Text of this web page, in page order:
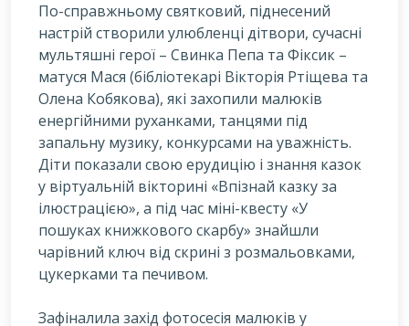
По-справжньому святковий, піднесений
настрій створили улюбленці дітвори, сучасні
мультяшні герої – Свинка Пепа та Фіксик –
матуся Мася (бібліотекарі Вікторія Ртіщева та
Олена Кобякова), які захопили малюків
енергійними руханками, танцями під
запальну музику, конкурсами на уважність.
Діти показали свою ерудицію і знання казок
у віртуальній вікторині «Впізнай казку за
ілюстрацією», а під час міні-квесту «У
пошуках книжкового скарбу» знайшли
чарівний ключ від скрині з розмальовками,
цукерками та печивом.
Зафіналила захід фотосесія малюків у